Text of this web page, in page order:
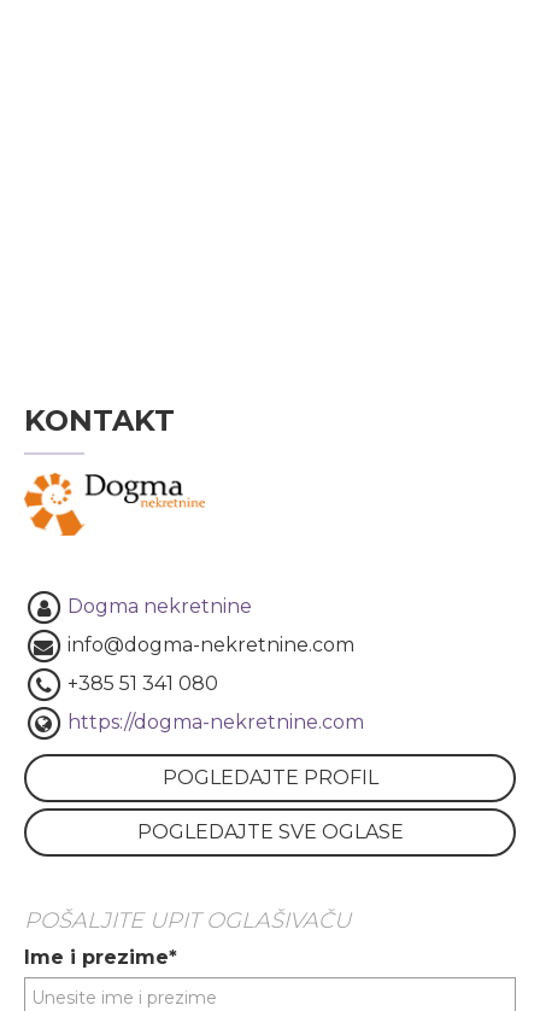
KONTAKT
Dogma nekretnine
info@dogma-nekretnine.com
+385 51 341 080
https://dogma-nekretnine.com
POGLEDAJTE PROFIL
POGLEDAJTE SVE OGLASE
POŠALJITE UPIT OGLAŠIVAČU
Ime i prezime*